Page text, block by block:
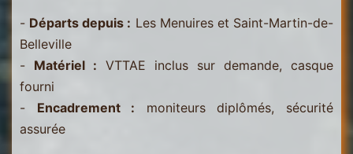
- Départs depuis : Les Menuires et Saint-Martin-de-
Belleville
- Matériel : VTTAE inclus sur demande, casque
fourni
- Encadrement : moniteurs diplômés, sécurité
assurée